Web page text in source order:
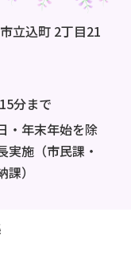
立込町 2丁目21
分まで
・年末年始を除
実施（市民課・
）